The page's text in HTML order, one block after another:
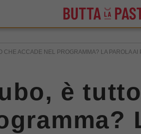
ACCADE NEL PROGRAMMA? LA PAROLA AI
è